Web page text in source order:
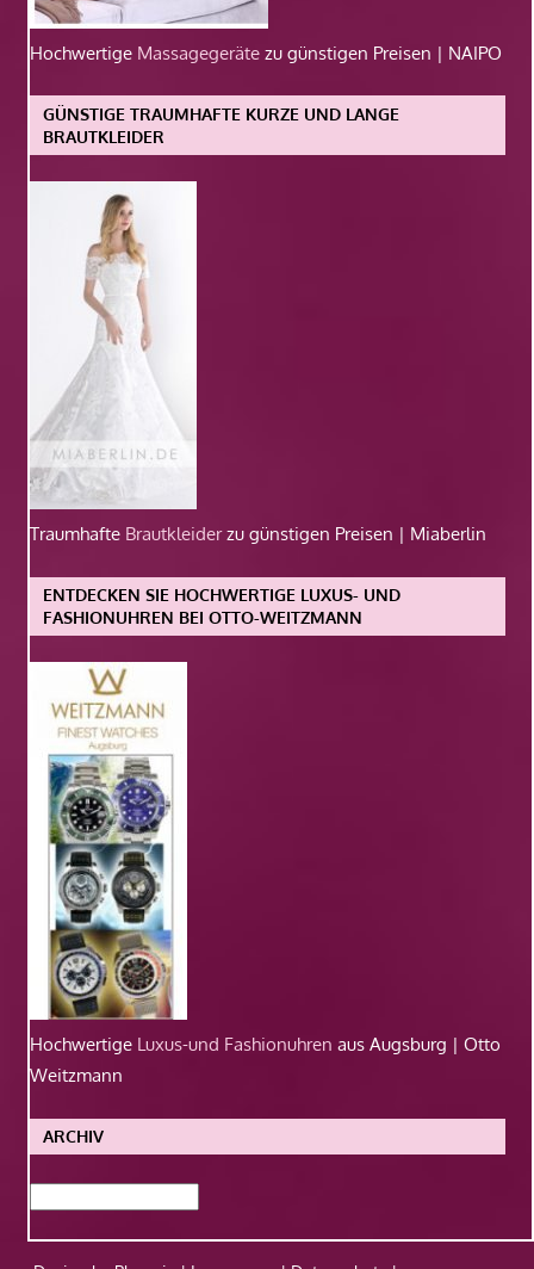
Hochwertige Massagegeräte zu günstigen Preisen | NAIPO
GÜNSTIGE TRAUMHAFTE KURZE UND LANGE
BRAUTKLEIDER
Traumhafte Brautkleiderzu günstigen Preisen | Miaberlin
ENTDECKEN SIE HOCHWERTIGE LUXUS- UND
FASHIONUHREN BEI OTTO-WEITZMANN
Hochwertige Luxus-und Fashionuhren aus Augsburg | Otto
Weitzmann
ARCHIV